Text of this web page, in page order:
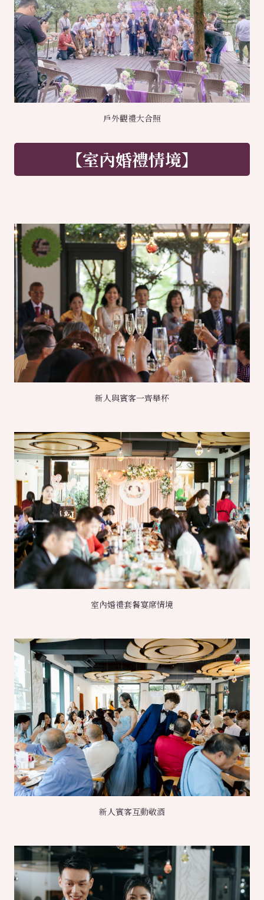
戶外觀禮大合照
【室內婚禮情境】
新人與賓客一齊舉杯
室內婚禮套餐宴席情境
新人賓客互動敬酒